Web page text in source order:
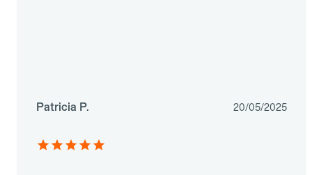
Patricia P. 20/05/2025